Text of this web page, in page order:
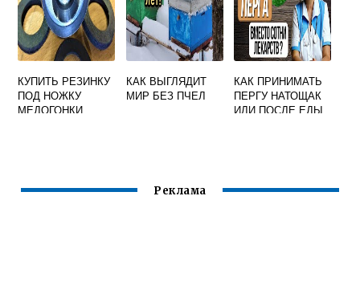
КУПИТЬ РЕЗИНКУ
ПОД НОЖКУ
МЕДОГОНКИ
КАК ВЫГЛЯДИТ
МИР БЕЗ ПЧЕЛ
КАК ПРИНИМАТЬ
ПЕРГУ НАТОЩАК
ИЛИ ПОСЛЕ ЕДЫ
Реклама